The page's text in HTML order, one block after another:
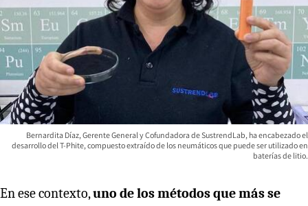
Bernardita Díaz, Gerente General y Cofundadora de SustrendLab, ha encabezado el
desarrollo del T-Phite, compuesto extraído de los neumáticos que puede ser utilizado en
baterías de litio.
En ese contexto,uno de los métodos que más se